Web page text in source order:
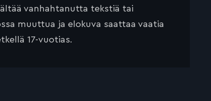
vanhahtanutta tekstiä tai
muuttua ja elokuva saattaa vaatia
17-vuotias.